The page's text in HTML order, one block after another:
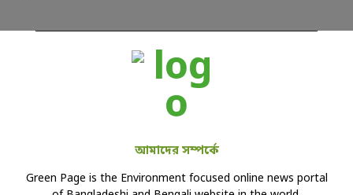
আমাদের সম্পর্কে
Green Page is the Environment focused online news portal